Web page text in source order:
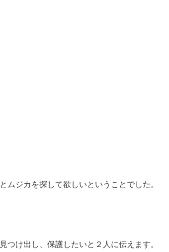
ジカを探して欲しいということでした。
け出し、保護したいと２人に伝えます。